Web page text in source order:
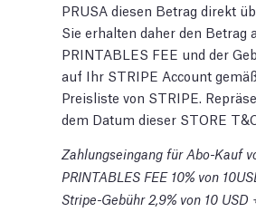
PRUSA diesen Betrag direkt
Sie erhalten daher den Betrag
PRINTABLES FEE und der
auf Ihr STRIPE Account
Preisliste von STRIPE.
dem Datum dieser STORE
Zahlungseingang für Abo-Kauf
PRINTABLES FEE 10% von
Stripe-Gebühr 2,9% von 10 USD